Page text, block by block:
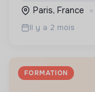
Paris, France
Il y a 2 mois
FORMATION